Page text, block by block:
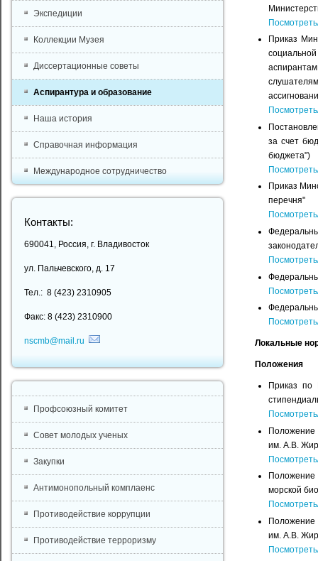
Приказ
за счет
бюджета")
Приказ
перечня"
Локальные
Положения
Приказ
им. А.В.
Положение
морской
Положение
им. А.В.
Экспедиции
Коллекции Музея
Диссертационные советы
Аспирантура и образование
Наша история
Справочная информация
Международное сотрудничество
Контакты:
690041, Россия, г. Владивосток
ул. Пальчевского, д. 17
Тел.: 8 (423) 2310905
Факс: 8 (423) 2310900
nscmb@mail.ru
Профсоюзный комитет
Совет молодых ученых
Закупки
Антимонопольный комплаенс
Противодействие коррупции
Противодействие терроризму